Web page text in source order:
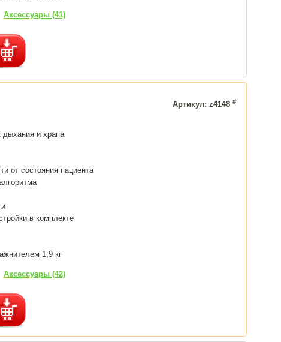
Аксессуары (41)
Артикул: z4148 #
дыхания и храпа
от состояния пациента
в комплекте
1,9 кг
Аксессуары (42)